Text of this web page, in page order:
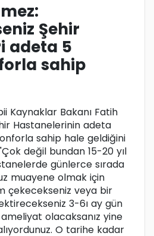
Şehir
adeta 5
sahip
Kaynaklar Bakanı Fatih
Hastanelerinin adeta
sahip hale geldiğini
değil bundan 15-20 yıl
günlerce sırada
muayene olmak için
çekecekseniz veya bir
3-6ı ay gün
olacaksanız yine
O tarihe kadar